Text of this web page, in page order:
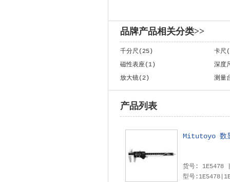
品牌产品相关分类>>
千分尺(25)
卡尺
磁性表座(1)
深度
放大镜(2)
测量
产品列表
Mitutoyo 数
型号